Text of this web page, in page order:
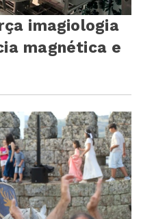
imagiologia
magnética e